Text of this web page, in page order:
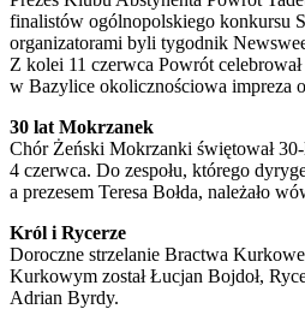
finalistów ogólnopolskiego konkursu
organizatorami byli tygodnik
Z kolei 11 czerwca Powrót
w Bazylice okolicznościowa impreza
30 lat Mokrzanek
Chór Żeński Mokrzanki świętował
4 czerwca. Do zespołu, którego
a prezesem Teresa Bołda, należało
Król i Rycerze
Doroczne strzelanie Bractwa
Kurkowym został Łucjan Bojdoł,
Adrian Byrdy.